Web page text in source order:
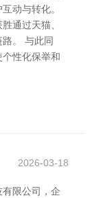
动与转化。
通过天猫、
。 与此同
性化保举和
2026-03-18
限公司，企